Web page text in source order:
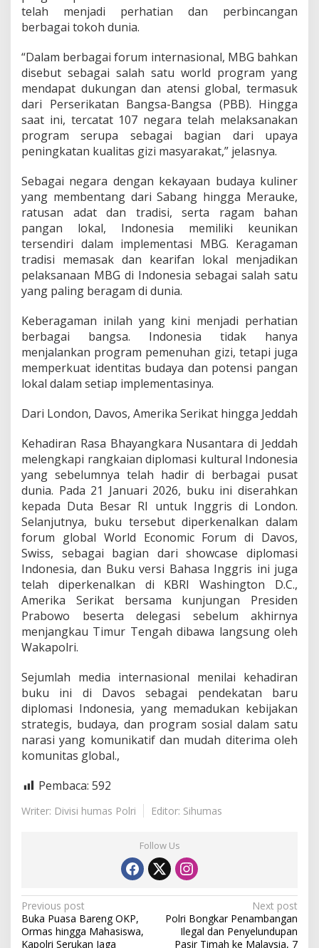
t
u
r
l
P
r
e
s
i
d
e
P
r
a
b
o
w
o
S
u
b
o
telah menjadi perhatian dan perbincangan
berbagai tokoh dunia.
“Dalam berbagai forum internasional, MBG bahkan
disebut sebagai salah satu world program yang
mendapat dukungan dan atensi global, termasuk
dari Perserikatan Bangsa-Bangsa (PBB). Hingga
saat ini, tercatat 107 negara telah melaksanakan
program serupa sebagai bagian dari upaya
peningkatan kualitas gizi masyarakat,” jelasnya.
Sebagai negara dengan kekayaan budaya kuliner
yang membentang dari Sabang hingga Merauke,
ratusan adat dan tradisi, serta ragam bahan
pangan lokal, Indonesia memiliki keunikan
tersendiri dalam implementasi MBG. Keragaman
tradisi memasak dan kearifan lokal menjadikan
pelaksanaan MBG di Indonesia sebagai salah satu
yang paling beragam di dunia.
Keberagaman inilah yang kini menjadi perhatian
berbagai bangsa. Indonesia tidak hanya
menjalankan program pemenuhan gizi, tetapi juga
memperkuat identitas budaya dan potensi pangan
lokal dalam setiap implementasinya.
Dari London, Davos, Amerika Serikat hingga Jeddah
Kehadiran Rasa Bhayangkara Nusantara di Jeddah
melengkapi rangkaian diplomasi kultural Indonesia
yang sebelumnya telah hadir di berbagai pusat
dunia. Pada 21 Januari 2026, buku ini diserahkan
kepada Duta Besar RI untuk Inggris di London.
Selanjutnya, buku tersebut diperkenalkan dalam
forum global World Economic Forum di Davos,
Swiss, sebagai bagian dari showcase diplomasi
Indonesia, dan Buku versi Bahasa Inggris ini juga
telah diperkenalkan di KBRI Washington D.C.,
Amerika Serikat bersama kunjungan Presiden
Prabowo beserta delegasi sebelum akhirnya
menjangkau Timur Tengah dibawa langsung oleh
Wakapolri.
Sejumlah media internasional menilai kehadiran
buku ini di Davos sebagai pendekatan baru
diplomasi Indonesia, yang memadukan kebijakan
strategis, budaya, dan program sosial dalam satu
narasi yang komunikatif dan mudah diterima oleh
komunitas global.,
Pembaca: 592
Writer: Divisi humas Polri Editor: Sihumas
Follow Us
P
o
Previous post
Buka Puasa Bareng OKP,
Ormas hingga Mahasiswa,
Kapolri Serukan Jaga
Next post
Polri Bongkar Penambangan
Ilegal dan Penyelundupan
Pasir Timah ke Malaysia, 7